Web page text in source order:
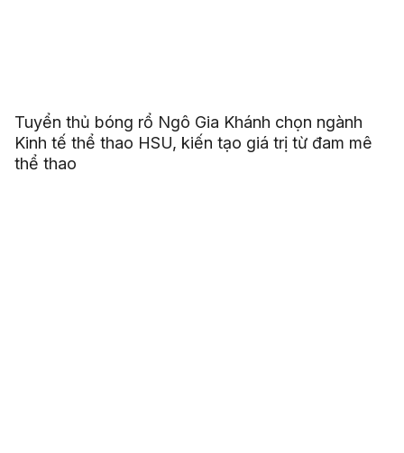
Tuyển thủ bóng rổ Ngô Gia Khánh chọn ngành
Kinh tế thể thao HSU, kiến tạo giá trị từ đam mê
thể thao